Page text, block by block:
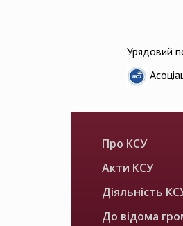
Урядовий
Про КСУ
Акти КСУ
Діяльність
До відома